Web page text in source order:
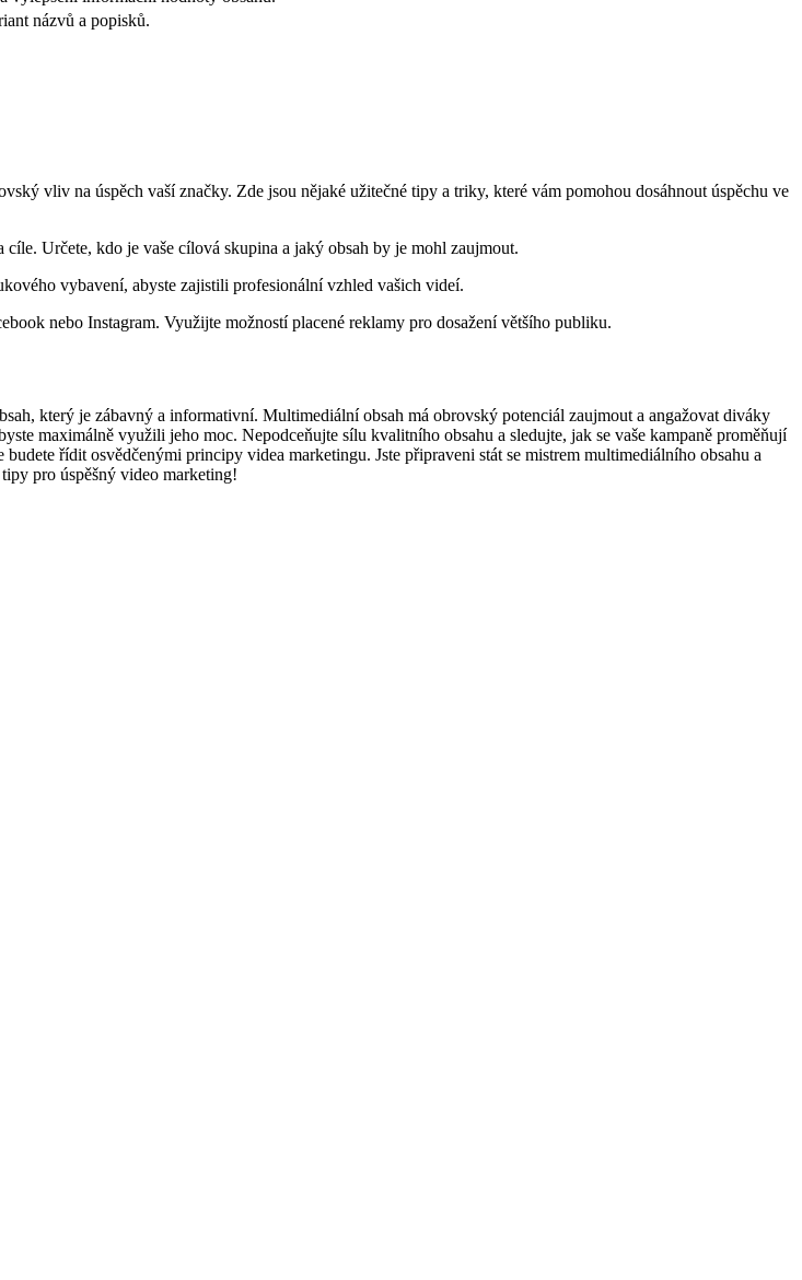
názvů a popisků.
vliv na úspěch vaší značky. Zde jsou nějaké užitečné tipy a triky, které vám pomohou dosáhnout úspěchu ve
Určete, kdo je vaše cílová skupina a jaký obsah by je mohl zaujmout.
vybavení, abyste zajistili profesionální vzhled vašich videí.
nebo Instagram. Využijte možností placené reklamy pro dosažení většího publiku.
který je zábavný a informativní. Multimediální obsah má obrovský potenciál zaujmout a angažovat diváky
maximálně využili jeho moc. Nepodceňujte sílu kvalitního obsahu a sledujte, jak se vaše kampaně proměňují
řídit osvědčenými principy videa marketingu. Jste připraveni stát se mistrem multimediálního obsahu a
pro úspěšný video marketing!